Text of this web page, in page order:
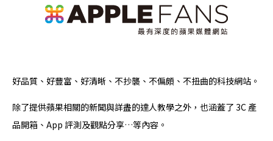
好品質、好豐富、好清晰、不抄襲、不偏頗、不扭曲的科技網站。
除了提供蘋果相關的新聞與詳盡的達人教學之外，也涵蓋了 3C 產
品開箱、App 評測及觀點分享…等內容。